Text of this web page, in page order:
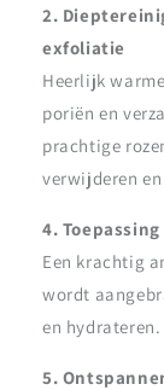
2.
exfoliatie
Heerlijk
poriën en
prachtige
verwijderen
4.
Een krachtig
wordt
en hydrateren.
5.